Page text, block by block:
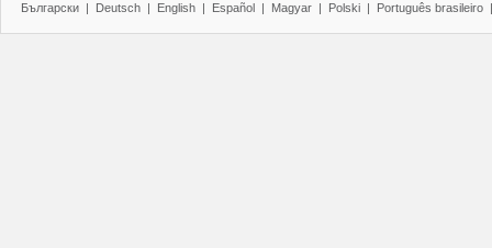
Български | Deutsch | English | Español | Magyar | Polski | Português brasileiro